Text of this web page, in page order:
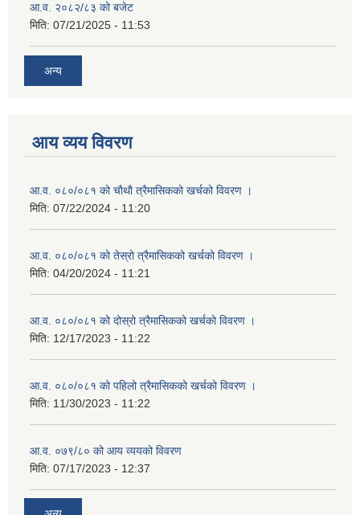
आ.व. २०८२/८३ को बजेट
मिति: 07/21/2025 - 11:53
अन्य
आय व्यय विवरण
आ.व. ०८०/०८१ को चाैथाै त्रैमासिकको खर्चको विवरण ।
मिति: 07/22/2024 - 11:20
आ.व. ०८०/०८१ को तेस्रो त्रैमासिकको खर्चको विवरण ।
मिति: 04/20/2024 - 11:21
आ.व. ०८०/०८१ को दोस्रो त्रैमासिकको खर्चको विवरण ।
मिति: 12/17/2023 - 11:22
आ.व. ०८०/०८१ को पहिलो त्रैमासिकको खर्चको विवरण ।
मिति: 11/30/2023 - 11:22
आ.व. ०७९/८० को आय व्ययको विवरण
मिति: 07/17/2023 - 12:37